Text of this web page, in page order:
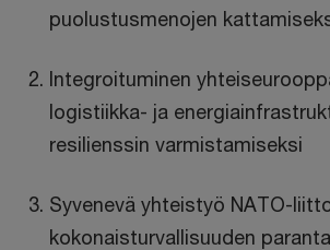
puolustusmenojen
Integroituminen
logistiikka- ja
resilienssin varmistamiseksi
Syvenevä yhteistyö NATO-
kokonaisturvallisuuden